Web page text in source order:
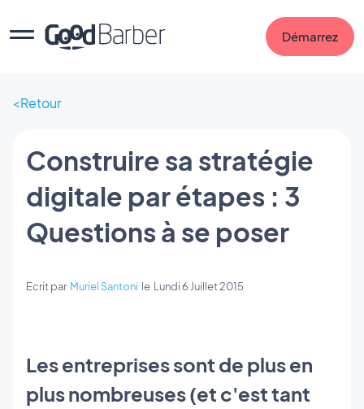
Démarrez
Retour
Construire sa stratégie
digitale par étapes : 3
Questions à se poser
Ecrit par Muriel Santoni le Lundi 6 Juillet 2015
Les entreprises sont de plus en
plus nombreuses (et c'est tant